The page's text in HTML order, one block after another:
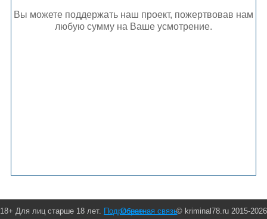
Вы можете поддержать наш проект, пожертвовав нам
любую сумму на Ваше усмотрение.
18+ Для лиц старше 18 лет. Подробнее © kriminal78.ru 2015-2026
Обратная связь